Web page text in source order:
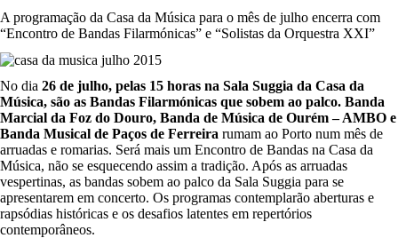
A programação da Casa da Música para o mês de julho encerra com
“Encontro de Bandas Filarmónicas” e “Solistas da Orquestra XXI”
No dia 26 de julho, pelas 15 horas na Sala Suggia da Casa da
Música, são as Bandas Filarmónicas que sobem ao palco. Banda
Marcial da Foz do Douro, Banda de Música de Ourém – AMBO e
Banda Musical de Paços de Ferreira rumam ao Porto num mês de
arruadas e romarias. Será mais um Encontro de Bandas na Casa da
Música, não se esquecendo assim a tradição. Após as arruadas
vespertinas, as bandas sobem ao palco da Sala Suggia para se
apresentarem em concerto. Os programas contemplarão aberturas e
rapsódias históricas e os desafios latentes em repertórios
contemporâneos.